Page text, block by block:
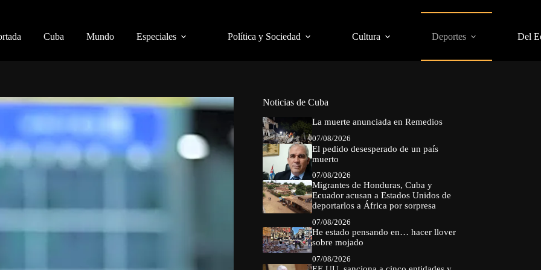
Cuba Mundo Especiales Política y Sociedad Cultura Deportes Del
Noticias de Cuba
La muerte anunciada en Remedios
07/08/2026
El pedido desesperado de un país
muerto
07/08/2026
Migrantes de Honduras, Cuba y
Ecuador acusan a Estados Unidos de
deportarlos a África por sorpresa
07/08/2026
He estado pensando en… hacer llover
sobre mojado
07/08/2026